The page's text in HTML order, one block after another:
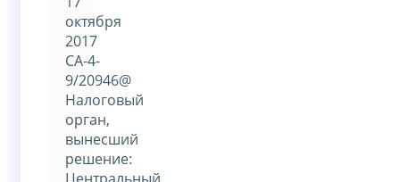
октября
2017
СА-4-
9/20946@
Налоговый
орган,
вынесший
решение:
Центральный